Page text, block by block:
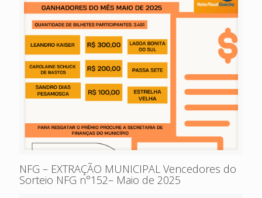
NFG – EXTRAÇÃO MUNICIPAL Vencedores do
Sorteio NFG n°152– Maio de 2025